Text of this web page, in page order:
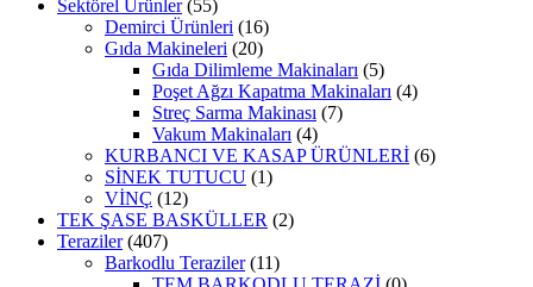
Sektörel Ürünler (55)
Demirci Ürünleri (16)
Gıda Makineleri (20)
Gıda Dilimleme Makinaları (5)
Poşet Ağzı Kapatma Makinaları (4)
Streç Sarma Makinası (7)
Vakum Makinaları (4)
KURBANCI VE KASAP ÜRÜNLERİ (6)
SİNEK TUTUCU (1)
VİNÇ (12)
TEK ŞASE BASKÜLLER (2)
Teraziler (407)
Barkodlu Teraziler (11)